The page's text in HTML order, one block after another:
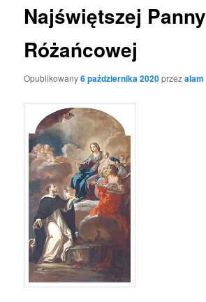
Najświętszej Panny
Różańcowej
Opublikowany6 października 2020przezalam